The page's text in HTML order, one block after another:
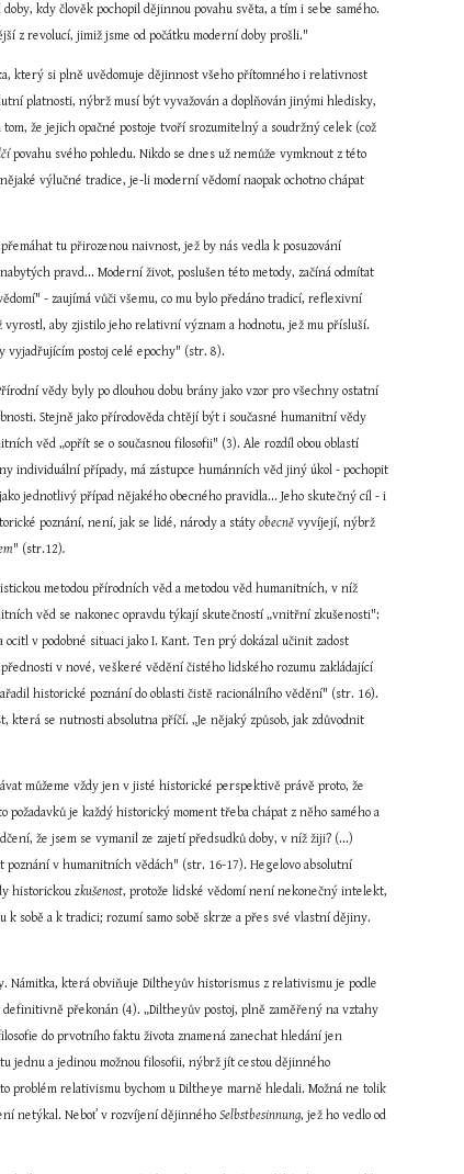
kdy člověk pochopil dějinnou povahu světa, a tím i sebe samého.
z revolucí, jimiž jsme od počátku moderní doby prošli."
který si plně uvědomuje dějinnost všeho přítomného i relativnost
platnosti, nýbrž musí být vyvažován a doplňován jinými hledisky,
že jejich opačné postoje tvoří srozumitelný a soudržný celek (což
povahu svého pohledu. Nikdo se dnes už nemůže vymknout z této
výlučné tradice, je-li moderní vědomí naopak ochotno chápat
tu přirozenou naivnost, jež by nás vedla k posuzování
pravd... Moderní život, poslušen této metody, začíná odmítat
- zaujímá vůči všemu, co mu bylo předáno tradicí, reflexivní
vyrostl, aby zjistilo jeho relativní význam a hodnotu, jež mu přísluší.
vyjadřujícím postoj celé epochy" (str. 8).
vědy byly po dlouhou dobu brány jako vzor pro všechny ostatní
Stejně jako přírodověda chtějí být i současné humanitní vědy
věd „opřít se o současnou filosofii" (3). Ale rozdíl obou oblastí
individuální případy, má zástupce humánních věd jiný úkol - pochopit
jednotlivý případ nějakého obecného pravidla... Jeho skutečný cíl - i
poznání, není, jak se lidé, národy a státy obecně vyvíjejí, nýbrž
" (str.12).
metodou přírodních věd a metodou věd humanitních, v níž
věd se nakonec opravdu týkají skutečností „vnitřní zkušenosti":
v podobné situaci jako I. Kant. Ten prý dokázal učinit zadost
v nové, veškeré vědění čistého lidského rozumu zakládající
historické poznání do oblasti čistě racionálního vědění" (str. 16).
která se nutnosti absolutna příčí. „Je nějaký způsob, jak zdůvodnit
je každý historický moment třeba chápat z něho samého a
že jsem se vymanil ze zajetí předsudků doby, v níž žiji? (...)
v humanitních vědách" (str. 16-17). Hegelovo absolutní
historickou zkušenost, protože lidské vědomí není nekonečný intelekt,
Námitka, která obviňuje Diltheyův historismus z relativismu je podle
překonán (4). „Diltheyův postoj, plně zaměřený na vztahy
do prvotního faktu života znamená zanechat hledání jen
problém relativismu bychom u Diltheye marně hledali. Možná ne tolik
netýkal. Neboť v rozvíjení dějinného Selbstbesinnung, jež ho vedlo od